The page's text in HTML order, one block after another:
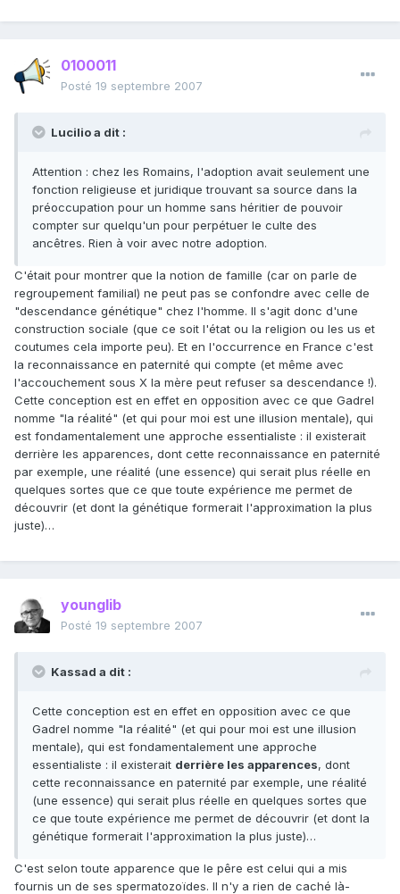
0100011
Posté 19 septembre 2007
Lucilio a dit :
Attention : chez les Romains, l'adoption avait seulement une
fonction religieuse et juridique trouvant sa source dans la
préoccupation pour un homme sans héritier de pouvoir
compter sur quelqu'un pour perpétuer le culte des
ancêtres. Rien à voir avec notre adoption.
C'était pour montrer que la notion de famille (car on parle de
regroupement familial) ne peut pas se confondre avec celle de
"descendance génétique" chez l'homme. Il s'agit donc d'une
construction sociale (que ce soit l'état ou la religion ou les us et
coutumes cela importe peu). Et en l'occurrence en France c'est
la reconnaissance en paternité qui compte (et même avec
l'accouchement sous X la mère peut refuser sa descendance !).
Cette conception est en effet en opposition avec ce que Gadrel
nomme "la réalité" (et qui pour moi est une illusion mentale), qui
est fondamentalement une approche essentialiste : il existerait
derrière les apparences, dont cette reconnaissance en paternité
par exemple, une réalité (une essence) qui serait plus réelle en
quelques sortes que ce que toute expérience me permet de
découvrir (et dont la génétique formerait l'approximation la plus
juste)…
younglib
Posté 19 septembre 2007
Kassad a dit :
Cette conception est en effet en opposition avec ce que
Gadrel nomme "la réalité" (et qui pour moi est une illusion
mentale), qui est fondamentalement une approche
essentialiste : il existerait derrière les apparences, dont
cette reconnaissance en paternité par exemple, une réalité
(une essence) qui serait plus réelle en quelques sortes que
ce que toute expérience me permet de découvrir (et dont la
génétique formerait l'approximation la plus juste)…
C'est selon toute apparence que le pêre est celui qui a mis
fournis un de ses spermatozoïdes. Il n'y a rien de caché là-